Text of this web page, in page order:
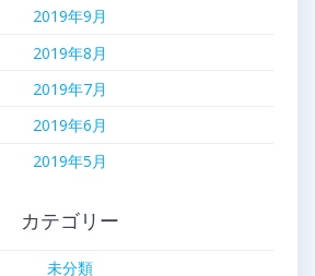
2019年9月
2019年8月
2019年7月
2019年6月
2019年5月
カテゴリー
未分類